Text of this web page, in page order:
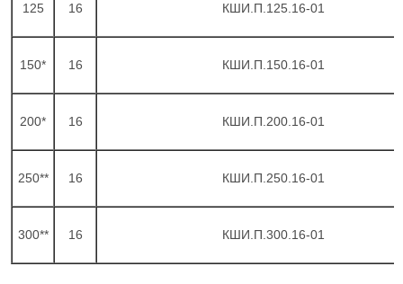
125 16 КШИ.П.125.16-01
150* 16 КШИ.П.150.16-01
200* 16 КШИ.П.200.16-01
250** 16 КШИ.П.250.16-01
300** 16 КШИ.П.300.16-01